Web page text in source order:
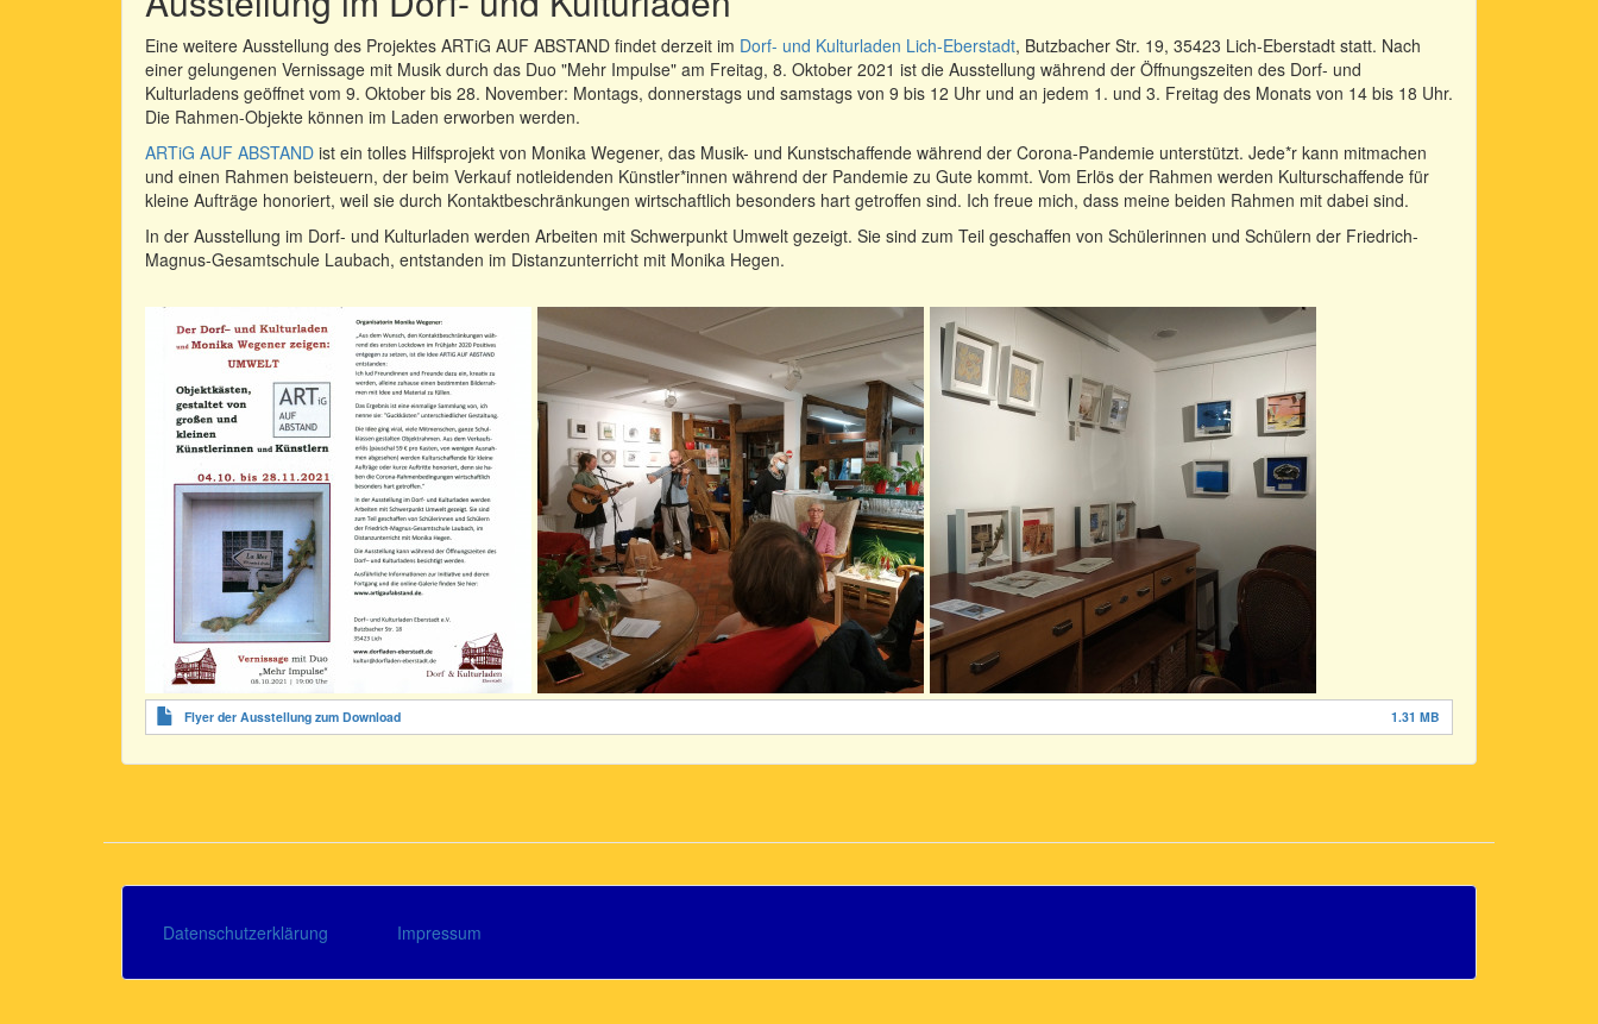
Eine weitere Ausstellung des Projektes ARTiG AUF ABSTAND findet derzeit im Dorf- und Kulturladen Lich-Eberstadt, Butzbacher Str. 19, 35423 Lich-Eberstadt statt. Nach
einer gelungenen Vernissage mit Musik durch das Duo "Mehr Impulse" am Freitag, 8. Oktober 2021 ist die Ausstellung während der Öffnungszeiten des Dorf- und
Kulturladens geöffnet vom 9. Oktober bis 28. November: Montags, donnerstags und samstags von 9 bis 12 Uhr und an jedem 1. und 3. Freitag des Monats von 14 bis 18 Uhr.
Die Rahmen-Objekte können im Laden erworben werden.
ARTiG AUF ABSTAND ist ein tolles Hilfsprojekt von Monika Wegener, das Musik- und Kunstschaffende während der Corona-Pandemie unterstützt. Jede*r kann mitmachen
und einen Rahmen beisteuern, der beim Verkauf notleidenden Künstler*innen während der Pandemie zu Gute kommt. Vom Erlös der Rahmen werden Kulturschaffende für
kleine Aufträge honoriert, weil sie durch Kontaktbeschränkungen wirtschaftlich besonders hart getroffen sind. Ich freue mich, dass meine beiden Rahmen mit dabei sind.
In der Ausstellung im Dorf- und Kulturladen werden Arbeiten mit Schwerpunkt Umwelt gezeigt. Sie sind zum Teil geschaffen von Schülerinnen und Schülern der Friedrich-
Magnus-Gesamtschule Laubach, entstanden im Distanzunterricht mit Monika Hegen.
Flyer der Ausstellung zum Download 1.31 MB
Footer
menu
Datenschutzerklärung Impressum